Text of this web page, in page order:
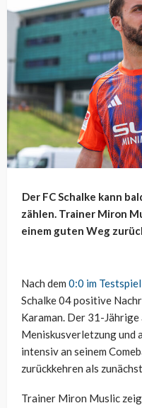
Der FC Schalke kann
zählen. Trainer Miron
einem guten Weg
Nach dem 0:0 im
Schalke 04 positive
Karaman. Der 31-
Meniskusverletzung und
intensiv an seinem
zurückkehren als
Trainer Miron Muslic